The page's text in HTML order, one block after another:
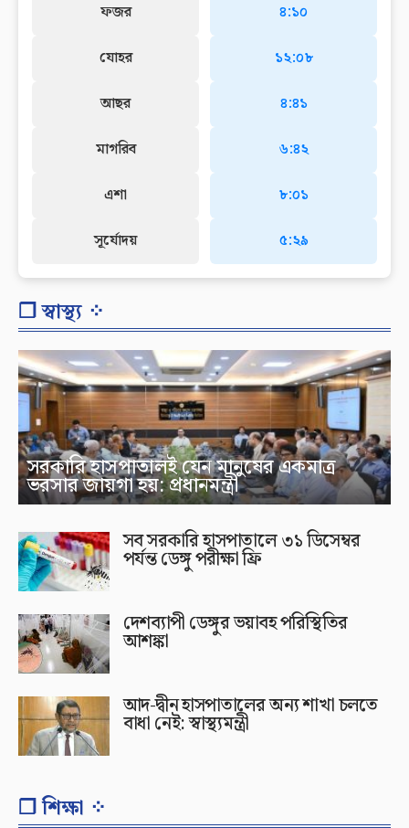
ফজর
যোহর
আছর
মাগরিব
এশা
সূর্যোদয়
৪:১০
১২:০৮
৪:৪১
৬:৪২
৮:০১
৫:২৯
❐ স্বাস্থ্য ⁘
সরকারি হাসপাতালই যেন মানুষের একমাত্র
ভরসার জায়গা হয়: প্রধানমন্ত্রী
সব সরকারি হাসপাতালে ৩১ ডিসেম্বর
পর্যন্ত ডেঙ্গু পরীক্ষা ফ্রি
দেশব্যাপী ডেঙ্গুর ভয়াবহ পরিস্থিতির
আশঙ্কা
আদ-দ্বীন হাসপাতালের অন্য শাখা চলতে
বাধা নেই: স্বাস্থ্যমন্ত্রী
❐ শিক্ষা ⁘